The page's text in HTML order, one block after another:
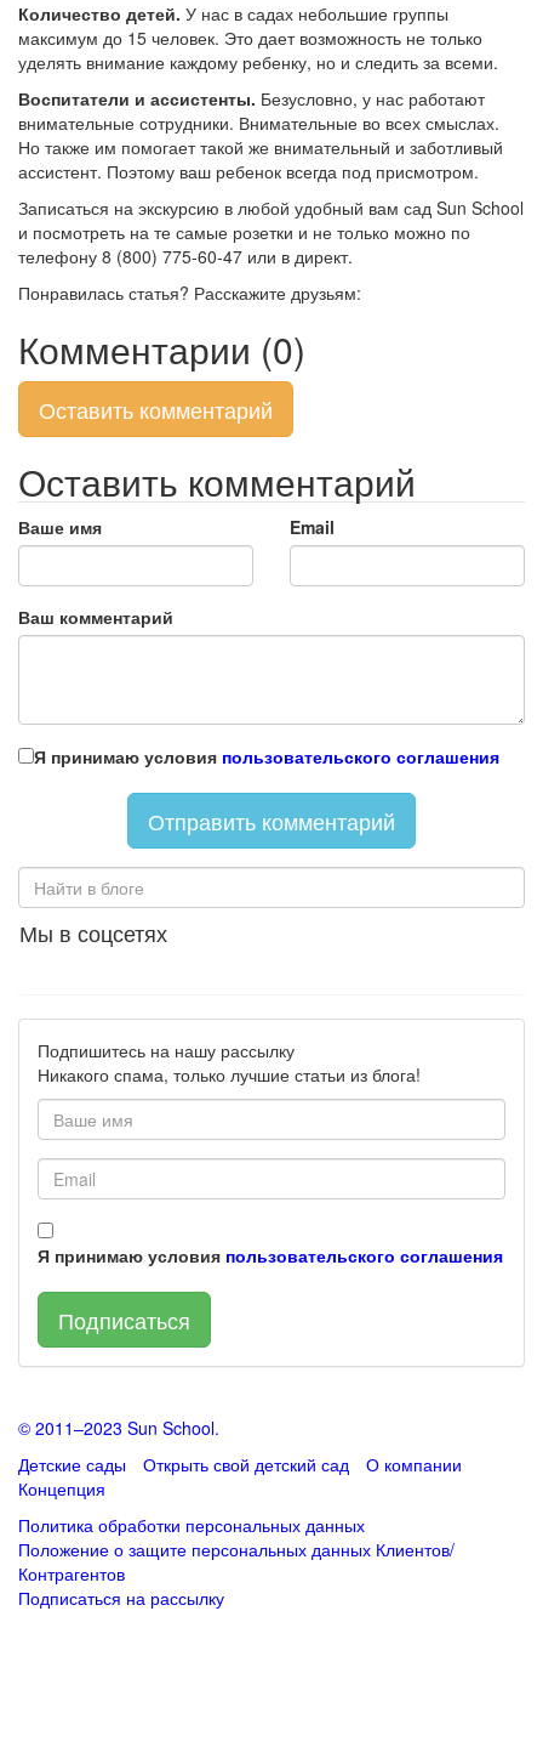
Количество детей. У нас в садах небольшие группы
максимум до 15 человек. Это дает возможность не только
уделять внимание каждому ребенку, но и следить за всеми.
Воспитатели и ассистенты. Безусловно, у нас работают
внимательные сотрудники. Внимательные во всех смыслах.
Но также им помогает такой же внимательный и заботливый
ассистент. Поэтому ваш ребенок всегда под присмотром.
Записаться на экскурсию в любой удобный вам сад Sun School
и посмотреть на те самые розетки и не только можно по
телефону 8 (800) 775-60-47 или в директ.
Понравилась статья? Расскажите друзьям:
Комментарии (0)
Оставить комментарий
Оставить комментарий
Ваше имя Email
Ваш комментарий
Я принимаю условия пользовательского соглашения
Мы в соцсетях
Подпишитесь на нашу рассылку
Никакого спама, только лучшие статьи из блога!
Я принимаю условия пользовательского соглашения
Подписаться
© 2011–2023 Sun School.
Детские сады
Открыть свой детский сад
О компании
Концепция
Политика обработки персональных данных
Положение о защите персональных данных Клиентов/
Контрагентов
Подписаться на рассылку